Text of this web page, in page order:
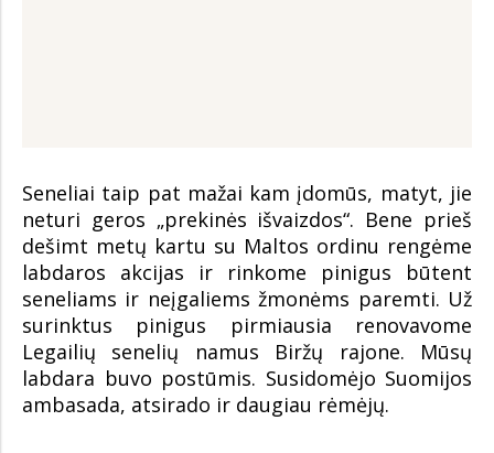
Seneliai taip pat mažai kam įdomūs, matyt, jie
neturi geros „prekinės išvaizdos“. Bene prieš
dešimt metų kartu su Maltos ordinu rengėme
labdaros akcijas ir rinkome pinigus būtent
seneliams ir neįgaliems žmonėms paremti. Už
surinktus pinigus pirmiausia renovavome
Legailių senelių namus Biržų rajone. Mūsų
labdara buvo postūmis. Susidomėjo Suomijos
ambasada, atsirado ir daugiau rėmėjų.